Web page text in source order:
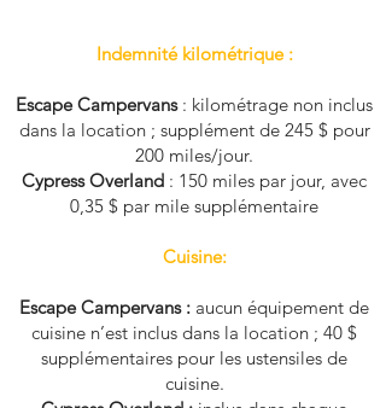
Indemnité kilométrique :
Escape Campervans: kilométrage non inclus
dans la location ; supplément de 245 $ pour
200 miles/jour.
Cypress Overland : 150 miles par jour, avec
0,35 $ par mile supplémentaire
Cuisine:
Escape Campervans : aucun équipement de
cuisine n’est inclus dans la location ; 40 $
supplémentaires pour les ustensiles de
cuisine.